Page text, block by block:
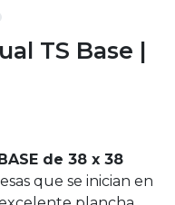
TS Base |
de 38 x 38
que se inician en